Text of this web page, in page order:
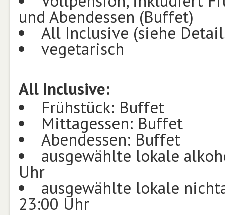
und Abendessen (Buffet)
All Inclusive (siehe
vegetarisch
All Inclusive:
Frühstück: Buffet
Mittagessen: Buffet
Abendessen: Buffet
ausgewählte lokale
Uhr
ausgewählte lokale
23:00 Uhr